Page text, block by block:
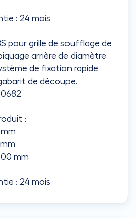
: 24 mois
pour grille de soufflage de
arrière de diamètre
de fixation rapide
de découpe.
:
mm
: 24 mois